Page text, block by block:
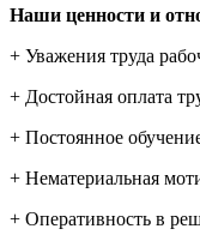
Наши ценности и
+ Уважения труда
+ Достойная оплата
+ Постоянное
+ Нематериальная
+ Оперативность в